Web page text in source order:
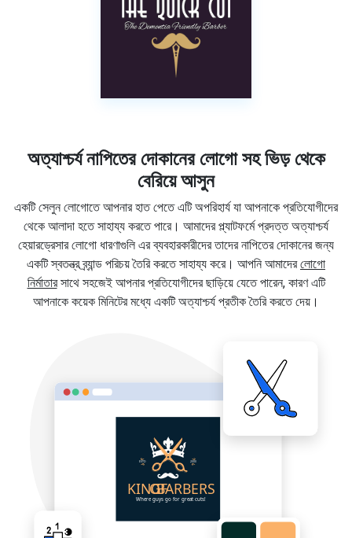
অত্যাশ্চর্য নাপিতের দোকানের লোগো সহ ভিড় থেকে
বেরিয়ে আসুন
একটি সেলুন লোগোতে আপনার হাত পেতে এটি অপরিহার্য যা আপনাকে প্রতিযোগীদের
থেকে আলাদা হতে সাহায্য করতে পারে। আমাদের প্ল্যাটফর্মে প্রদত্ত অত্যাশ্চর্য
হেয়ারড্রেসার লোগো ধারণাগুলি এর ব্যবহারকারীদের তাদের নাপিতের দোকানের জন্য
একটি স্বতন্ত্র ব্র্যান্ড পরিচয় তৈরি করতে সাহায্য করে। আপনি আমাদেরলোগো
নির্মাতারসাথে সহজেই আপনার প্রতিযোগীদের ছাড়িয়ে যেতে পারেন, কারণ এটি
আপনাকে কয়েক মিনিটের মধ্যে একটি অত্যাশ্চর্য প্রতীক তৈরি করতে দেয়।